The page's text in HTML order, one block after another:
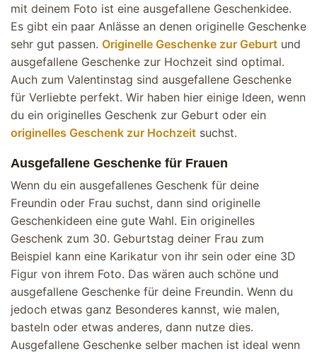
mit deinem Foto ist eine ausgefallene Geschenkidee.
Es gibt ein paar Anlässe an denen originelle Geschenke
sehr gut passen. Originelle Geschenke zur Geburt und
ausgefallene Geschenke zur Hochzeit sind optimal.
Auch zum Valentinstag sind ausgefallene Geschenke
für Verliebte perfekt. Wir haben hier einige Ideen, wenn
du ein originelles Geschenk zur Geburt oder ein
originelles Geschenk zur Hochzeit suchst.
Ausgefallene Geschenke für Frauen
Wenn du ein ausgefallenes Geschenk für deine
Freundin oder Frau suchst, dann sind originelle
Geschenkideen eine gute Wahl. Ein originelles
Geschenk zum 30. Geburtstag deiner Frau zum
Beispiel kann eine Karikatur von ihr sein oder eine 3D
Figur von ihrem Foto. Das wären auch schöne und
ausgefallene Geschenke für deine Freundin. Wenn du
jedoch etwas ganz Besonderes kannst, wie malen,
basteln oder etwas anderes, dann nutze dies.
Ausgefallene Geschenke selber machen ist ideal wenn